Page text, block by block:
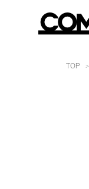
TOP